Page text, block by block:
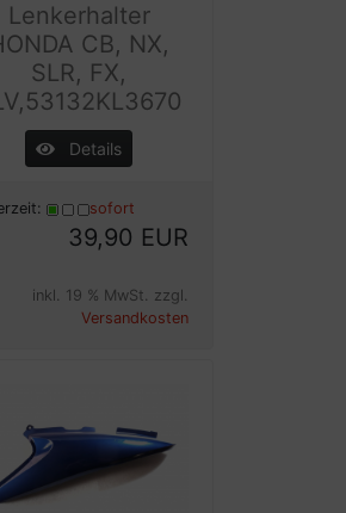
Lenkerhalter
CB, NX,
SLR, FX,
Details
sofort
39,90 EUR
inkl. 19 % MwSt. zzgl.
Versandkosten